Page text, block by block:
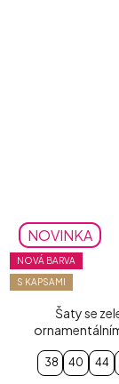
NOVINKA
NOVÁ BARVA
S KAPSAMI
Šaty se
38 40 44